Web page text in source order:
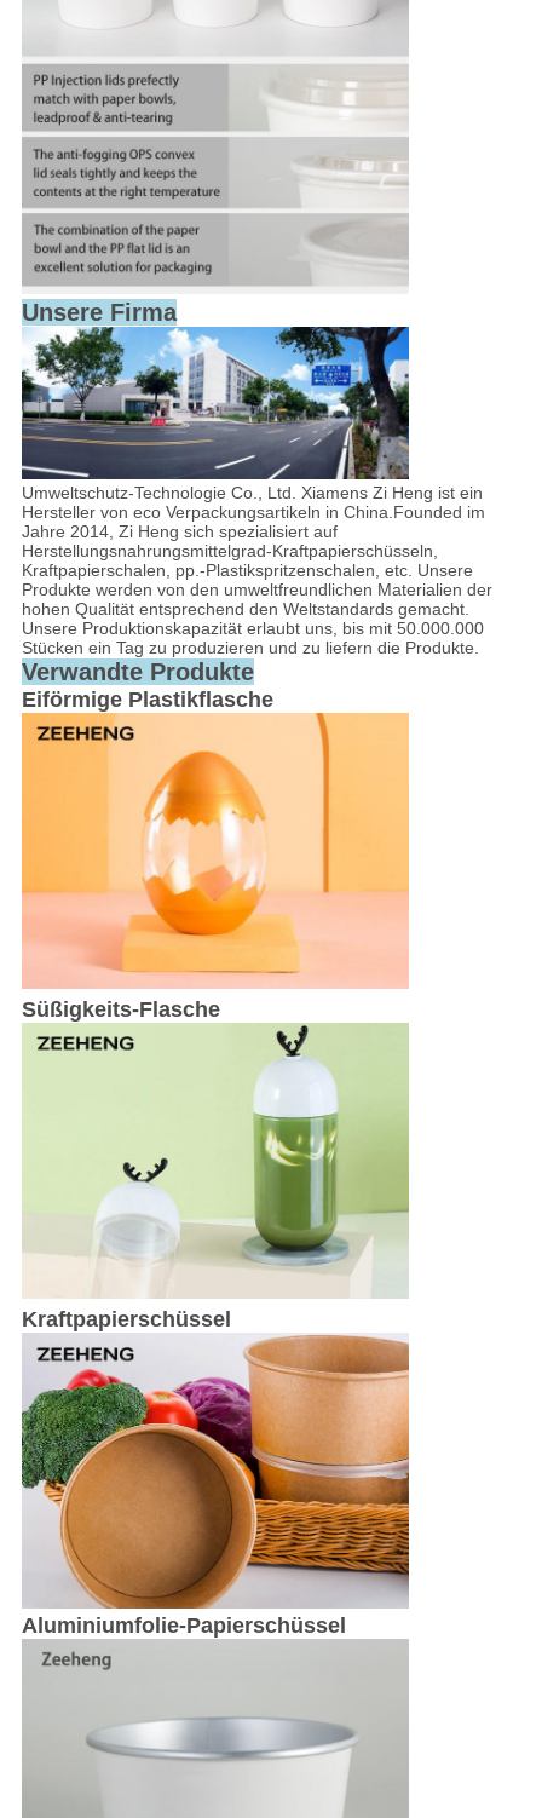
Unsere Firma
Umweltschutz-Technologie Co., Ltd. Xiamens Zi Heng ist ein
Hersteller von eco Verpackungsartikeln in China.Founded im
Jahre 2014, Zi Heng sich spezialisiert auf
Herstellungsnahrungsmittelgrad-Kraftpapierschüsseln,
Kraftpapierschalen, pp.-Plastikspritzenschalen, etc. Unsere
Produkte werden von den umweltfreundlichen Materialien der
hohen Qualität entsprechend den Weltstandards gemacht.
Unsere Produktionskapazität erlaubt uns, bis mit 50.000.000
Stücken ein Tag zu produzieren und zu liefern die Produkte.
Verwandte Produkte
Eiförmige Plastikflasche
Süßigkeits-Flasche
Kraftpapierschüssel
Aluminiumfolie-Papierschüssel